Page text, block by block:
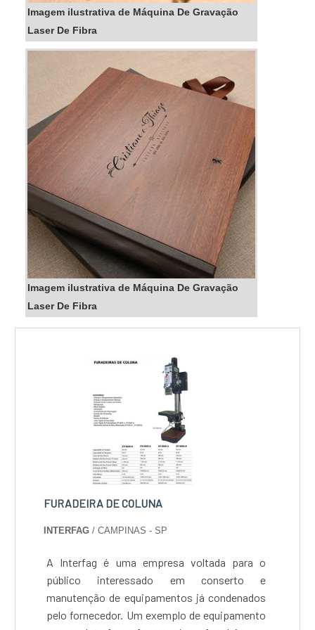
Imagem ilustrativa de Máquina De Gravação
Laser De Fibra
Imagem ilustrativa de Máquina De Gravação
Laser De Fibra
FURADEIRA DE COLUNA
INTERFAG / CAMPINAS - SP
A Interfag é uma empresa voltada para o
público interessado em conserto e
manutenção de equipamentos já condenados
pelo fornecedor. Um exemplo de equipamento